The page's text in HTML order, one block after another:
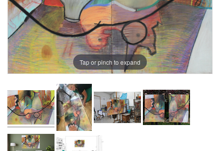
Tap or pinch to expand